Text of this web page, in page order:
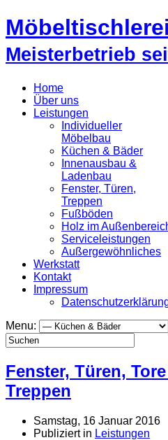
Meisterbetrieb
Home
Über uns
Leistungen
Individueller
Möbelbau
Küchen & Bäder
Innenausbau &
Ladenbau
Fenster, Türen,
Treppen
Fußböden
Holz im
Serviceleistungen
Außergewöhnliches
Werkstatt
Kontakt
Impressum
Menu:
Fenster, Türen,
Treppen
Samstag, 16 Januar 2016
Publiziert in Leistungen